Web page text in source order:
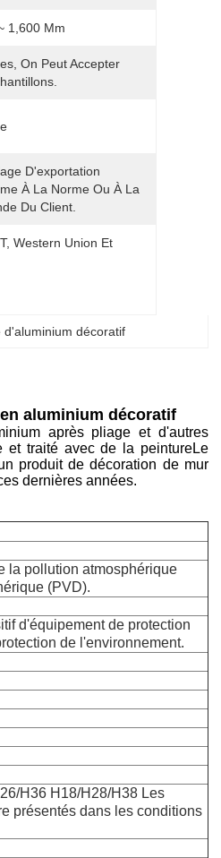
1,600 Mm
On Peut Accepter
D'exportation
À La Norme Ou À La
Du Client.
Western Union Et
d'aluminium décoratif
aluminium décoratif
après pliage et d'autres
et traité avec de la peintureLe
produit de décoration de mur
dernières années.
la pollution atmosphérique
(PVD).
d'équipement de protection
de l'environnement.
H36 H18/H28/H38 Les
présentés dans les conditions